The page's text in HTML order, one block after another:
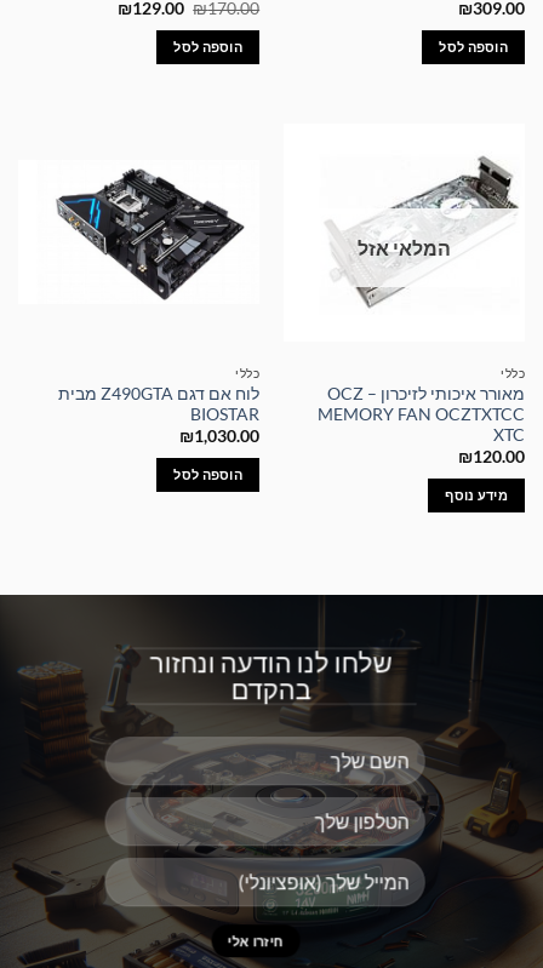
₪309.00
הוספה לסל
₪170.00
המחיר
היה:
₪170.00.
₪129.00
המחיר
הוספה לסל
המלאי אזל
כללי
מאורר איכותי לזיכרון – OCZ
MEMORY FAN OCZTXTCC
XTC
₪120.00
מידע נוסף
כללי
לוח אם דגם Z490GTA מבית
BIOSTAR
₪1,030.00
הוספה לסל
שלחו לנו הודעה ונחזור
בהקדם